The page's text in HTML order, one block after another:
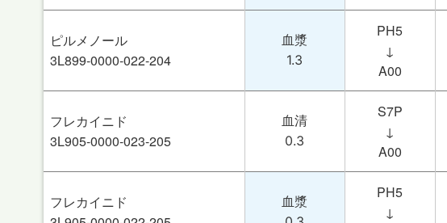
ピルメノール
3L899-0000-022-204
血漿
1.3
PH5
↓
A00
フレカイニド
3L905-0000-023-205
血清
0.3
S7P
↓
A00
フレカイニド
血漿
PH5
↓